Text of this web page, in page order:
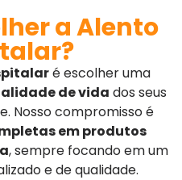
a Alento
é escolher uma
de vida dos seus
Nosso compromisso é
em produtos
, sempre focando em um
e de qualidade.